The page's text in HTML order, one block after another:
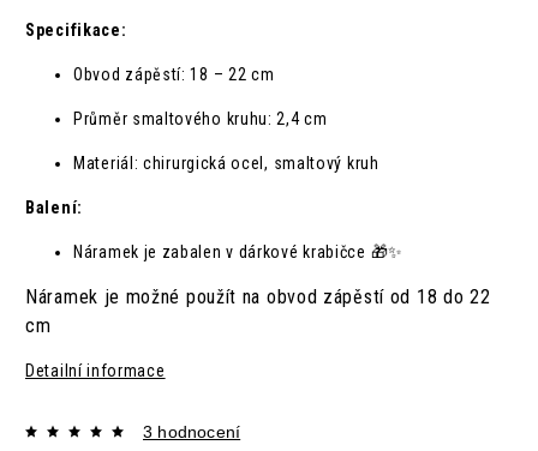
Specifikace:
Obvod zápěstí: 18 – 22 cm
Průměr smaltového kruhu: 2,4 cm
Materiál: chirurgická ocel, smaltový kruh
Balení:
Náramek je zabalen v dárkové krabičce 🎁✨
Náramek je možné použít na obvod zápěstí od 18 do 22
cm
Detailní informace
3 hodnocení